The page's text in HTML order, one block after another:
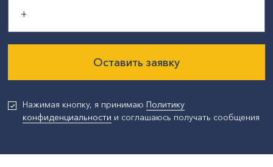
Оставить заявку
Нажимая кнопку, я принимаю Политику
конфиденциальности и соглашаюсь получать сообщения